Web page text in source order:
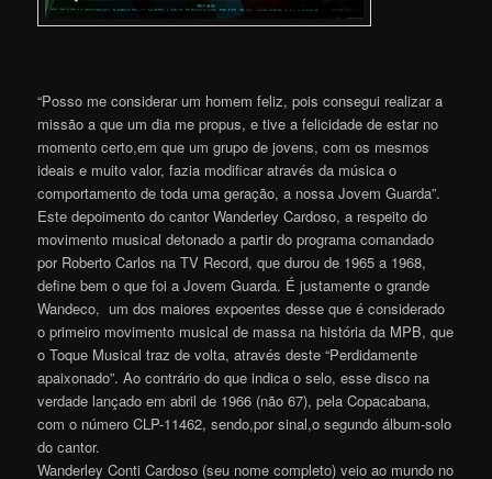
“Posso me considerar um homem feliz, pois consegui realizar a
missão a que um dia me propus, e tive a felicidade de estar no
momento certo,em que um grupo de jovens, com os mesmos
ideais e muito valor, fazia modificar através da música o
comportamento de toda uma geração, a nossa Jovem Guarda”.
Este depoimento do cantor Wanderley Cardoso, a respeito do
movimento musical detonado a partir do programa comandado
por Roberto Carlos na TV Record, que durou de 1965 a 1968,
define bem o que foi a Jovem Guarda. É justamente o grande
Wandeco, um dos maiores expoentes desse que é considerado
o primeiro movimento musical de massa na história da MPB, que
o Toque Musical traz de volta, através deste “Perdidamente
apaixonado”. Ao contrário do que indica o selo, esse disco na
verdade lançado em abril de 1966 (não 67), pela Copacabana,
com o número CLP-11462, sendo,por sinal,o segundo álbum-solo
do cantor.
Wanderley Conti Cardoso (seu nome completo) veio ao mundo no